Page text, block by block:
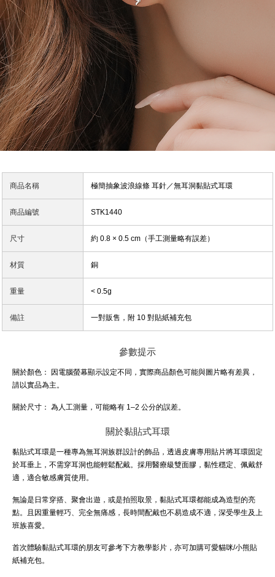
商品名稱 極簡抽象波浪線條 耳針／無耳洞黏貼式耳環
商品編號 STK1440
尺寸 約 0.8 × 0.5 cm（手工測量略有誤差）
材質 銅
重量 < 0.5g
備註 一對販售，附 10 對貼紙補充包
參數提示
關於顏色：
因電腦螢幕顯示設定不同，實際商品顏色可能與圖片略有差異，
請以實品為主。
關於尺寸： 為人工測量，可能略有 1–2 公分的誤差。
關於黏貼式耳環
黏貼式耳環是一種專為無耳洞族群設計的飾品，透過皮膚專用貼片將耳環固定
於耳垂上，不需穿耳洞也能輕鬆配戴。採用醫療級雙面膠，黏性穩定、佩戴舒
適，適合敏感膚質使用。
無論是日常穿搭、聚會出遊，或是拍照取景，黏貼式耳環都能成為造型的亮
點。且因重量輕巧、完全無痛感，長時間配戴也不易造成不適，深受學生及上
班族喜愛。
首次體驗黏貼式耳環的朋友可參考下方教學影片，亦可加購可愛貓咪/小熊貼
紙補充包。